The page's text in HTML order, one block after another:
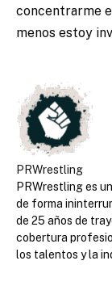
concentrarme
menos estoy
PRWrestling
PRWrestling es
de forma
de 25 años de
cobertura
los talentos y la